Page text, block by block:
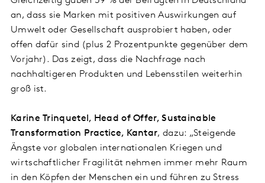
an, dass sie Marken mit positiven Auswirkungen auf
Umwelt oder Gesellschaft ausprobiert haben, oder
offen dafür sind (plus 2 Prozentpunkte gegenüber dem
Vorjahr). Das zeigt, dass die Nachfrage nach
nachhaltigeren Produkten und Lebensstilen weiterhin
groß ist.
Karine Trinquetel, Head of Offer, Sustainable
Transformation Practice, Kantar, dazu: „Steigende
Ängste vor globalen internationalen Kriegen und
wirtschaftlicher Fragilität nehmen immer mehr Raum
in den Köpfen der Menschen ein und führen zu Stress